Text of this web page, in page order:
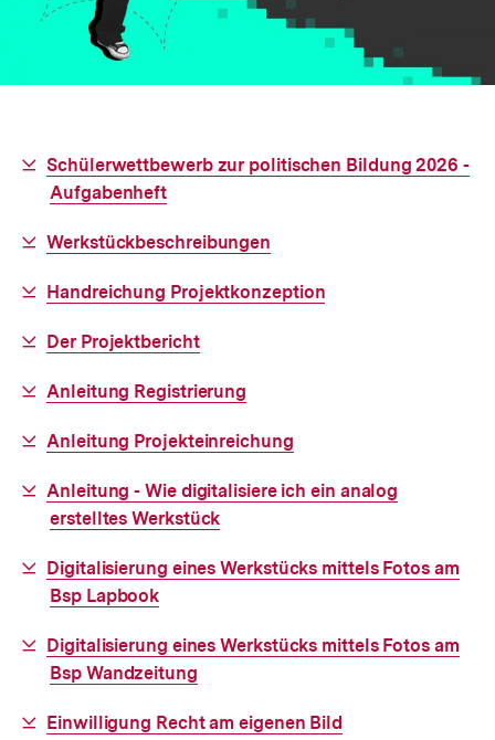
Interner
Link:
Schülerwettbewerb zur politischen Bildung 2026 -
Aufgabenheft
Interner
Werkstückbeschreibungen
Interner
Handreichung Projektkonzeption
Interner
Der Projektbericht
Interner
Anleitung Registrierung
Interner
Anleitung Projekteinreichung
Interner
Link:
Anleitung - Wie digitalisiere ich ein analog
erstelltes Werkstück
Interner
Link:
Digitalisierung eines Werkstücks mittels Fotos am
Bsp Lapbook
Interner
Link:
Digitalisierung eines Werkstücks mittels Fotos am
Bsp Wandzeitung
Interner
Einwilligung Recht am eigenen Bild